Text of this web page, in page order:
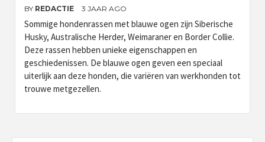
BY REDACTIE 3 JAAR AGO
Sommige hondenrassen met blauwe ogen zijn Siberische
Husky, Australische Herder, Weimaraner en Border Collie.
Deze rassen hebben unieke eigenschappen en
geschiedenissen. De blauwe ogen geven een speciaal
uiterlijk aan deze honden, die variëren van werkhonden tot
trouwe metgezellen.